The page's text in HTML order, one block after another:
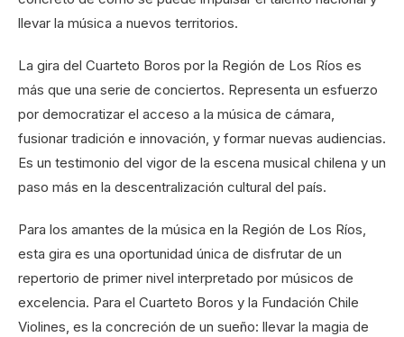
llevar la música a nuevos territorios.
La gira del Cuarteto Boros por la Región de Los Ríos es
más que una serie de conciertos. Representa un esfuerzo
por democratizar el acceso a la música de cámara,
fusionar tradición e innovación, y formar nuevas audiencias.
Es un testimonio del vigor de la escena musical chilena y un
paso más en la descentralización cultural del país.
Para los amantes de la música en la Región de Los Ríos,
esta gira es una oportunidad única de disfrutar de un
repertorio de primer nivel interpretado por músicos de
excelencia. Para el Cuarteto Boros y la Fundación Chile
Violines, es la concreción de un sueño: llevar la magia de